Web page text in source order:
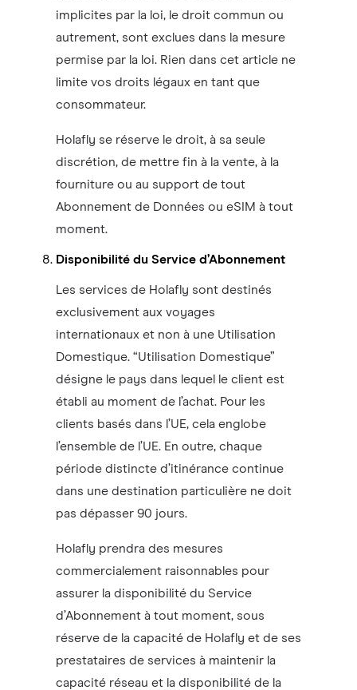
implicites par la loi, le droit commun ou
autrement, sont exclues dans la mesure
permise par la loi. Rien dans cet article ne
limite vos droits légaux en tant que
consommateur.
Holafly se réserve le droit, à sa seule
discrétion, de mettre fin à la vente, à la
fourniture ou au support de tout
Abonnement de Données ou eSIM à tout
moment.
Disponibilité du Service d’Abonnement
Les services de Holafly sont destinés
exclusivement aux voyages
internationaux et non à une Utilisation
Domestique. “Utilisation Domestique”
désigne le pays dans lequel le client est
établi au moment de l’achat. Pour les
clients basés dans l’UE, cela englobe
l’ensemble de l’UE. En outre, chaque
période distincte d’itinérance continue
dans une destination particulière ne doit
pas dépasser 90 jours.
Holafly prendra des mesures
commercialement raisonnables pour
assurer la disponibilité du Service
d’Abonnement à tout moment, sous
réserve de la capacité de Holafly et de ses
prestataires de services à maintenir la
capacité réseau et la disponibilité de la